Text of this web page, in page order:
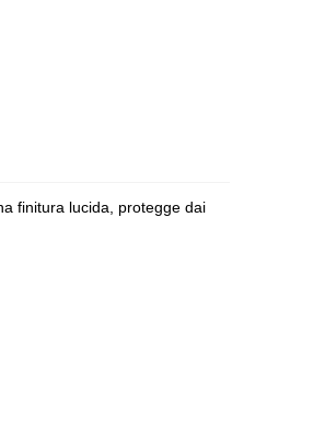
finitura lucida, protegge dai